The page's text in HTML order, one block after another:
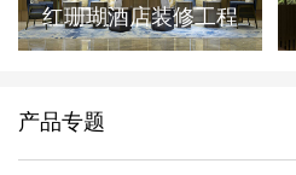
红珊瑚酒店装修工程
产品专题